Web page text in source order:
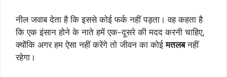
नील जवाब देता है कि इससे कोई फर्क नहीं पड़ता। वह कहता है
कि एक इंसान होने के नाते हमें एक-दूसरे की मदद करनी चाहिए,
क्योंकि अगर हम ऐसा नहीं करेंगे तो जीवन का कोईमतलबनहीं
रहेगा।